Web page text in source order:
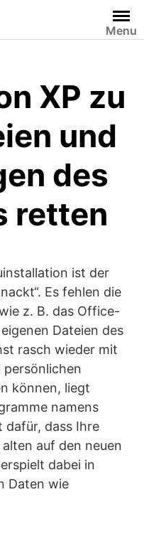
Menu
XP zu
und
des
retten
ist der
Es fehlen die
z. B. das Office-
Dateien des
rasch wieder mit
persönlichen
können, liegt
namens
dafür, dass Ihre
auf den neuen
dabei in
Daten wie